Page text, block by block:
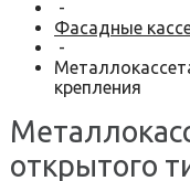
-
Фасадные
-
крепления
открытого